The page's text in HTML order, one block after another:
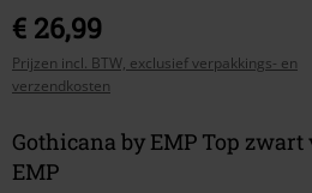
€ 26,99
Prijzen incl. BTW, exclusief verpakkings- en
verzendkosten
Gothicana by EMP Top
EMP